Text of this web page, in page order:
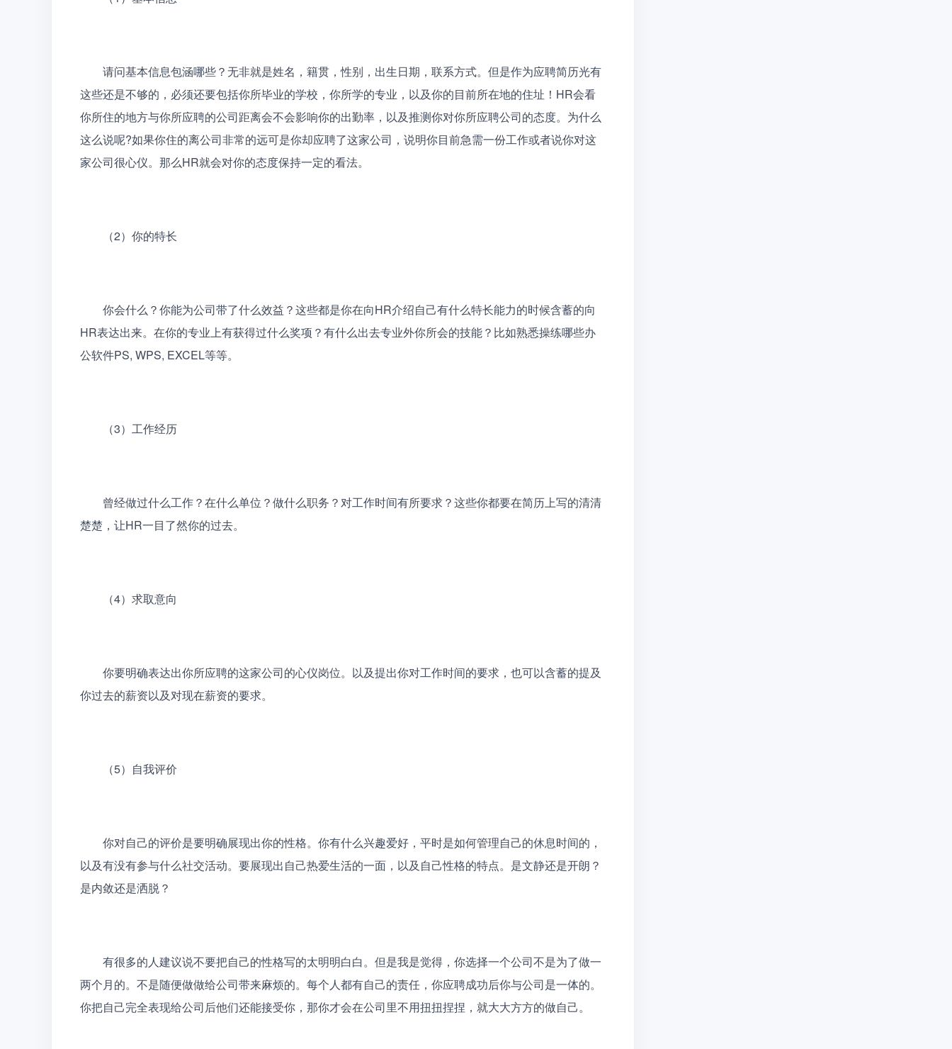
请问基本信息包涵哪些？无非就是姓名，籍贯，性别，出生日期，联系方式。但是作为应聘简历光有
这些还是不够的，必须还要包括你所毕业的学校，你所学的专业，以及你的目前所在地的住址！HR会看
你所住的地方与你所应聘的公司距离会不会影响你的出勤率，以及推测你对你所应聘公司的态度。为什么
这么说呢?如果你住的离公司非常的远可是你却应聘了这家公司，说明你目前急需一份工作或者说你对这
家公司很心仪。那么HR就会对你的态度保持一定的看法。
（2）你的特长
你会什么？你能为公司带了什么效益？这些都是你在向HR介绍自己有什么特长能力的时候含蓄的向
HR表达出来。在你的专业上有获得过什么奖项？有什么出去专业外你所会的技能？比如熟悉操练哪些办
公软件PS, WPS, EXCEL等等。
（3）工作经历
曾经做过什么工作？在什么单位？做什么职务？对工作时间有所要求？这些你都要在简历上写的清清
楚楚，让HR一目了然你的过去。
（4）求取意向
你要明确表达出你所应聘的这家公司的心仪岗位。以及提出你对工作时间的要求，也可以含蓄的提及
你过去的薪资以及对现在薪资的要求。
（5）自我评价
你对自己的评价是要明确展现出你的性格。你有什么兴趣爱好，平时是如何管理自己的休息时间的，
以及有没有参与什么社交活动。要展现出自己热爱生活的一面，以及自己性格的特点。是文静还是开朗？
是内敛还是洒脱？
有很多的人建议说不要把自己的性格写的太明明白白。但是我是觉得，你选择一个公司不是为了做一
两个月的。不是随便做做给公司带来麻烦的。每个人都有自己的责任，你应聘成功后你与公司是一体的。
你把自己完全表现给公司后他们还能接受你，那你才会在公司里不用扭扭捏捏，就大大方方的做自己。